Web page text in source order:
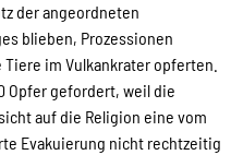
der angeordneten
blieben, Prozessionen
im Vulkankrater opferten.
Opfer gefordert, weil die
auf die Religion eine vom
Evakuierung nicht rechtzeitig